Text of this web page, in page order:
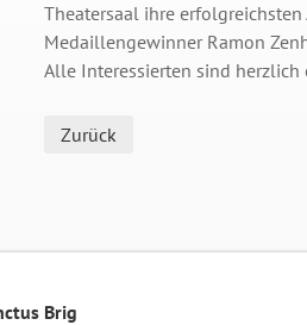
Theatersaal ihre
Medaillengewinner Ramon
Alle Interessierten sind herzlich
Zurück
Brig